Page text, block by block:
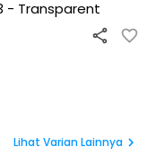
- Transparent
Lihat Varian Lainnya